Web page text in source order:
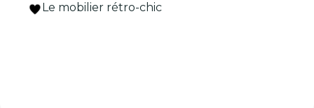
Le mobilier rétro-chic